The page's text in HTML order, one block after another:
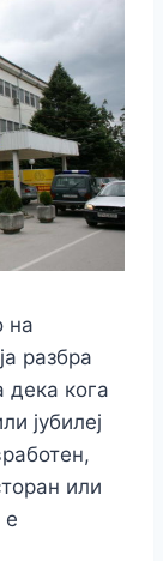
на
разбра
дека кога
јубилеј
или
е